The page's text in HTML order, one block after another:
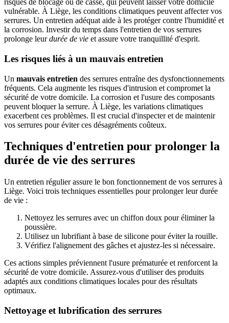
risques de blocage ou de casse, qui peuvent laisser votre domicile
vulnérable. À Liège, les conditions climatiques peuvent affecter vos
serrures. Un entretien adéquat aide à les protéger contre l'humidité et
la corrosion. Investir du temps dans l'entretien de vos serrures
prolonge leurdurée de vie et assure votre tranquillité d'esprit.
Les risques liés à un mauvais entretien
Un mauvais entretien des serrures entraîne des dysfonctionnements
fréquents. Cela augmente les risques d'intrusion et compromet la
sécurité de votre domicile. La corrosion et l'usure des composants
peuvent bloquer la serrure. À Liège, les variations climatiques
exacerbent ces problèmes. Il est crucial d'inspecter et de maintenir
vos serrures pour éviter ces désagréments coûteux.
Techniques d'entretien pour prolonger la
durée de vie des serrures
Un entretien régulier assure le bon fonctionnement de vos serrures à
Liège. Voici trois techniques essentielles pour prolonger leur durée
de vie :
Nettoyez les serrures avec un chiffon doux pour éliminer la
poussière.
Utilisez un lubrifiant à base de silicone pour éviter la rouille.
Vérifiez l'alignement des gâches et ajustez-les si nécessaire.
Ces actions simples préviennent l'usure prématurée et renforcent la
sécurité de votre domicile. Assurez-vous d'utiliser des produits
adaptés aux conditions climatiques locales pour des résultats
optimaux.
Nettoyage et lubrification des serrures